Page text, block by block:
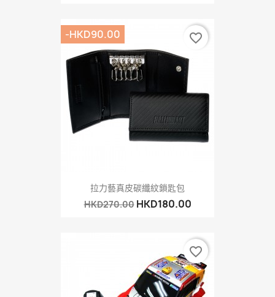
拉力藝真皮碳纖紋鎖匙包
HKD270.00 HKD180.00
-HKD90.00 favorite_border
favorite_border